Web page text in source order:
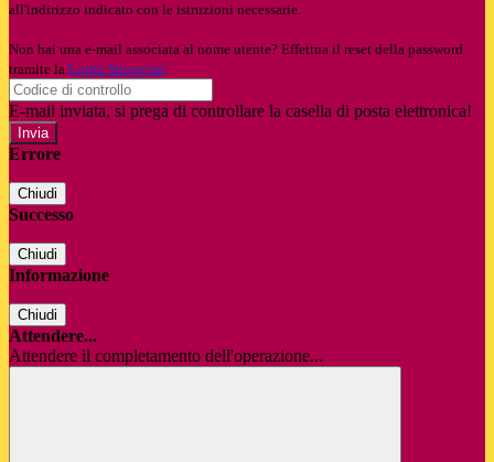
all'indirizzo indicato con le istruzioni necessarie.
Non hai una e-mail associata al nome utente? Effettua il reset della password
tramite la Login Spaggiari
E-mail inviata, si prega di controllare la casella di posta elettronica!
Errore
Chiudi
Successo
Chiudi
Informazione
Chiudi
Attendere...
Attendere il completamento dell'operazione...